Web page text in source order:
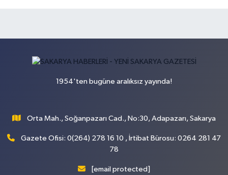
1954'ten bugüne aralıksız yayında!
Orta Mah., Soğanpazarı Cad., No:30, Adapazarı, Sakarya
Gazete Ofisi: 0(264) 278 16 10 , İrtibat Bürosu: 0264 281 47
78
[email protected]